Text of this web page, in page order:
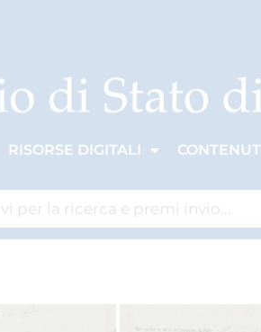
RISORSE DIGITALI